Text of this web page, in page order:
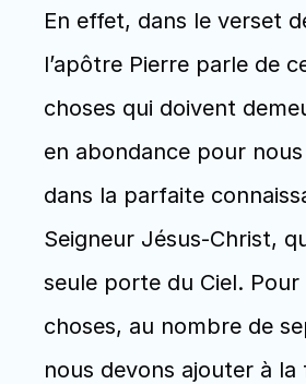
En effet, dans le verset
l’apôtre Pierre parle de
choses qui doivent
en abondance pour
dans la parfaite
Seigneur Jésus-Christ,
seule porte du Ciel.
choses, au nombre de
nous devons ajouter à la